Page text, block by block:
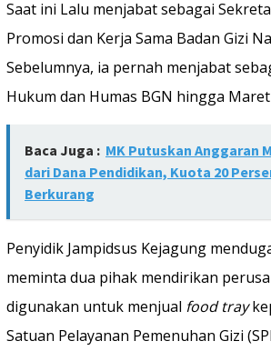
Saat ini Lalu menjabat sebagai
Promosi dan Kerja Sama Badan Gizi
Sebelumnya, ia pernah menjabat
Hukum dan Humas BGN hingga Maret
Baca Juga : MK Putuskan Anggaran
dari Dana Pendidikan, Kuota 20
Berkurang
Penyidik Jampidsus Kejagung
meminta dua pihak mendirikan
digunakan untuk menjual food tray
Satuan Pelayanan Pemenuhan Gizi